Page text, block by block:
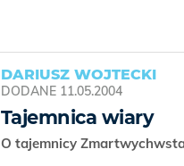
DARIUSZ WOJTECKI
DODANE 11.05.2004
Tajemnica wiary
O tajemnicy